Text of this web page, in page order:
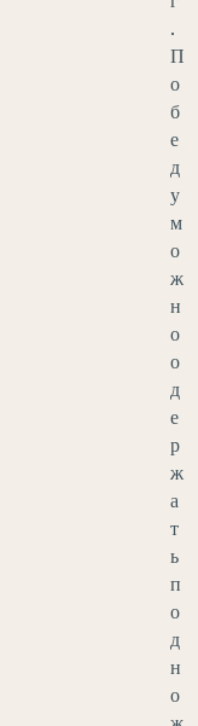
.
П
о
б
е
д
у
м
о
ж
н
о
о
д
е
р
ж
а
т
ь
п
о
д
н
о